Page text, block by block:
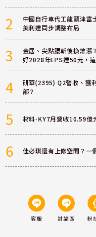
2
中國自行車代工龍頭津
美利達同步調整布局
3
金居、尖點腰斬後換誰漲
好2028年EPS達50元，
4
研華(2395) Q2營收、獲
部？
5 材料-KY7月營收10.59億
6 佳必琪還有上修空間？一
客服 討論區 粉